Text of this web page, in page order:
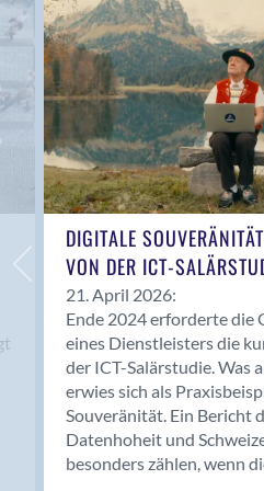
Anwil
Appenzell
Au SG
Baar
Baden
Balsthal
Balzers
Basel
Bassersdorf
Belp
Bendern
Benken (SG)
Bergdietikon
Berlin
Bern
Bern - Liebefeld
DIGITALE
VON DER ICT-
21. April 2026:
Ende 2024 erforderte die
eines Dienstleisters die
der ICT-Salärstudie. Was
erwies sich als
Souveränität. Ein Bericht
Datenhoheit und
besonders zählen, wenn